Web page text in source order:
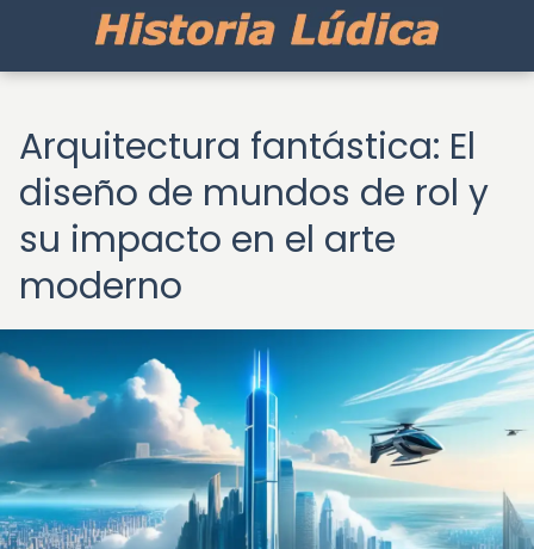
Arquitectura fantástica: El
diseño de mundos de rol y
su impacto en el arte
moderno